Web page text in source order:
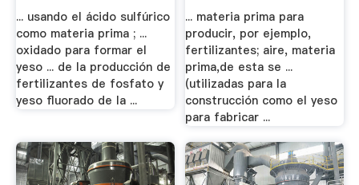
... usando el ácido sulfúrico
como materia prima ; ...
oxidado para formar el
yeso ... de la producción de
fertilizantes de fosfato y
yeso fluorado de la ...
... materia prima para
producir, por ejemplo,
fertilizantes; aire, materia
prima,de esta se ...
(utilizadas para la
construcción como el yeso
para fabricar ...